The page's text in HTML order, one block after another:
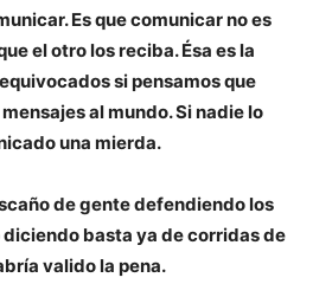
Es que comunicar no es
el otro los reciba. Ésa es la
si pensamos que
al mundo. Si nadie lo
una mierda.
de gente defendiendo los
basta ya de corridas de
valido la pena.